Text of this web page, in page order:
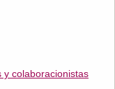
y colaboracionistas